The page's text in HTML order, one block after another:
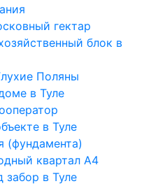
гектар
блок в
Поляны
в Туле
в Туле
(фундамента)
квартал А4
забор в Туле